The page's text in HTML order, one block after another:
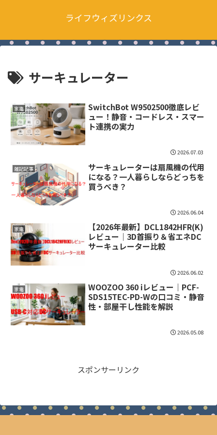
ライフウィズリンクス
サーキュレーター
家電
SwitchBot W9502500徹底レビ
ュー！静音・コードレス・スマー
ト連携の実力
2026.07.03
雑記記事
サーキュレーターは扇風機の代用
になる？一人暮らしならどっちを
買うべき？
2026.06.04
家電
【2026年最新】DCL1842HFR(K)
レビュー｜3D首振り＆省エネDC
サーキュレーター比較
2026.06.02
家電
WOOZOO 360 iレビュー｜PCF-
SDS15TEC-PD-Wの口コミ・静音
性・部屋干し性能を解説
2026.05.08
スポンサーリンク